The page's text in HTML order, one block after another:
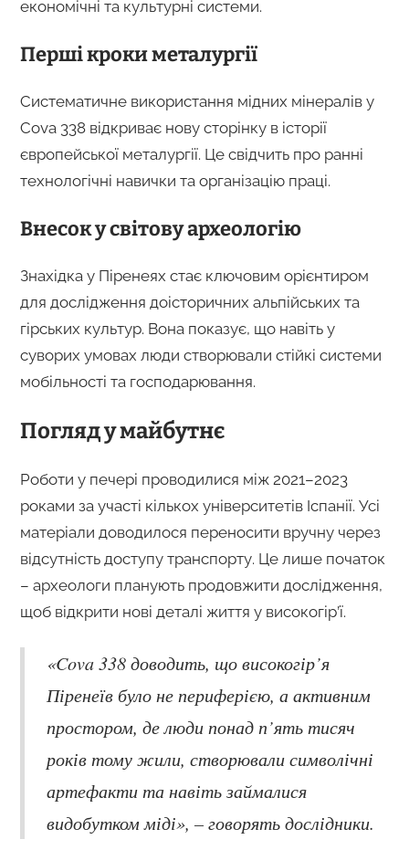
економічні та культурні системи.
Перші кроки металургії
Систематичне використання мідних мінералів у
Cova 338 відкриває нову сторінку в історії
європейської металургії. Це свідчить про ранні
технологічні навички та організацію праці.
Внесок у світову археологію
Знахідка у Піренеях стає ключовим орієнтиром
для дослідження доісторичних альпійських та
гірських культур. Вона показує, що навіть у
суворих умовах люди створювали стійкі системи
мобільності та господарювання.
Погляд у майбутнє
Роботи у печері проводилися між 2021–2023
роками за участі кількох університетів Іспанії. Усі
матеріали доводилося переносити вручну через
відсутність доступу транспорту. Це лише початок
– археологи планують продовжити дослідження,
щоб відкрити нові деталі життя у високогір’ї.
«Cova 338 доводить, що високогір’я
Піренеїв було не периферією, а активним
простором, де люди понад п’ять тисяч
років тому жили, створювали символічні
артефакти та навіть займалися
видобутком міді», – говорять дослідники.